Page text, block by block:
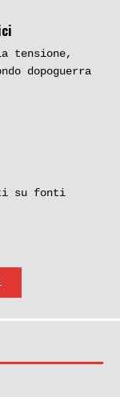
tensione,
dopoguerra
su fonti